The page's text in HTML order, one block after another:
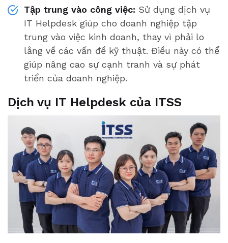
Tập trung vào công việc: Sử dụng dịch vụ
IT Helpdesk giúp cho doanh nghiệp tập
trung vào việc kinh doanh, thay vì phải lo
lắng về các vấn đề kỹ thuật. Điều này có thể
giúp nâng cao sự cạnh tranh và sự phát
triển của doanh nghiệp.
Dịch vụ IT Helpdesk của ITSS